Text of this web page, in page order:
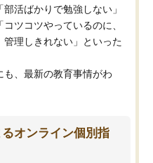
活ばかりで勉強しない」
ツコツやっているのに、
理しきれない」といった
、最新の教育事情がわ
オンライン個別指